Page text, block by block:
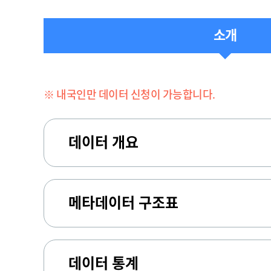
소개
※ 내국인만 데이터 신청이 가능합니다.
데이터 개요
메타데이터 구조표
데이터 통계